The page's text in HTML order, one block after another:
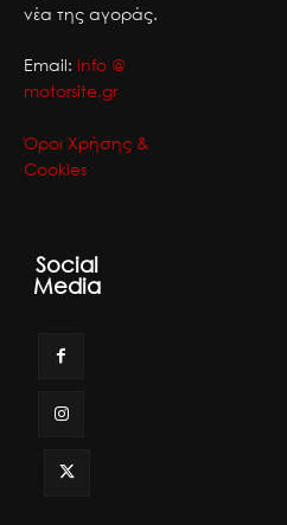
νέα της αγοράς.
Email: info @
motorsite.gr
Όροι Χρήσης &
Cookies
Social
Media